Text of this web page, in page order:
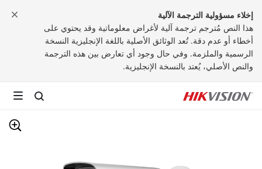
إخلاء مسؤولية الترجمة الآلية
هذا النص مُترجم ترجمة آلية لأغراض معلوماتية وقد يحتوي على
أخطاء أو عدم دقة. تُعد الوثائق الأصلية باللغة الإنجليزية النسخة
الرسمية والملزمة. وفي حال وجود أي تعارض بين هذه الترجمة
والنص الأصلي، يُعتد بالنسخة الإنجليزية.